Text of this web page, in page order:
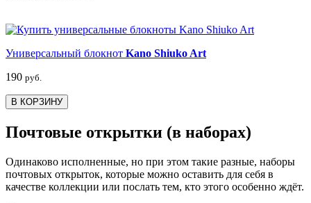
Универсальный блокнот Kano Shiuko Art
190 руб.
В КОРЗИНУ
Почтовые открытки (в наборах)
Одинаково исполненные, но при этом такие разные, наборы
почтовых открыток, которые можно оставить для себя в
качестве коллекции или послать тем, кто этого особенно ждёт.